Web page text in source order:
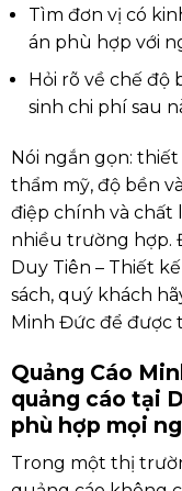
Tìm đơn vị có
án phù hợp với
Hỏi rõ về chế độ
sinh chi phí sau
Nói ngắn gọn:
thẩm mỹ, độ bền
điệp chính và chất
nhiều trường hợp.
Duy Tiên – Thiết
sách, quý khách
Minh Đức để được
Quảng Cáo
quảng cáo tại
phù hợp mọi
Trong một thị